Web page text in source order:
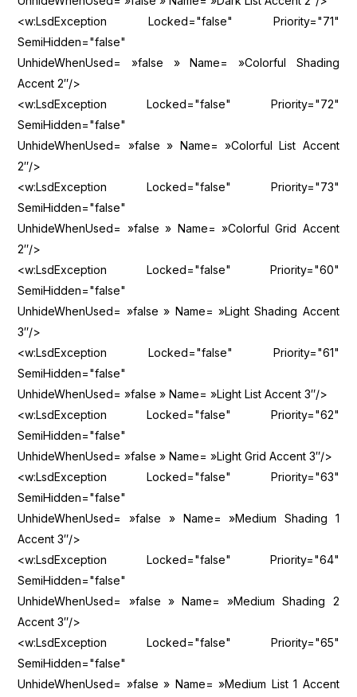
<w:LsdException Locked="false" Priority="71"
SemiHidden="false"
UnhideWhenUsed= »false » Name= »Colorful Shading
Accent 2″/>
<w:LsdException Locked="false" Priority="72"
SemiHidden="false"
UnhideWhenUsed= »false » Name= »Colorful List Accent
2″/>
<w:LsdException Locked="false" Priority="73"
SemiHidden="false"
UnhideWhenUsed= »false » Name= »Colorful Grid Accent
2″/>
<w:LsdException Locked="false" Priority="60"
SemiHidden="false"
UnhideWhenUsed= »false » Name= »Light Shading Accent
3″/>
<w:LsdException Locked="false" Priority="61"
SemiHidden="false"
UnhideWhenUsed= »false » Name= »Light List Accent 3″/>
<w:LsdException Locked="false" Priority="62"
SemiHidden="false"
UnhideWhenUsed= »false » Name= »Light Grid Accent 3″/>
<w:LsdException Locked="false" Priority="63"
SemiHidden="false"
UnhideWhenUsed= »false » Name= »Medium Shading 1
Accent 3″/>
<w:LsdException Locked="false" Priority="64"
SemiHidden="false"
UnhideWhenUsed= »false » Name= »Medium Shading 2
Accent 3″/>
<w:LsdException Locked="false" Priority="65"
SemiHidden="false"
UnhideWhenUsed= »false » Name= »Medium List 1 Accent